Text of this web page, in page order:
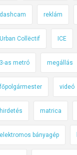
dashcam reklám
Urban Collëctif ICE
3-as metró megállás
főpolgármester videó
hirdetés matrica
elektromos bányagép